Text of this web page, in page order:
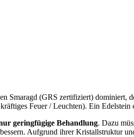
Smaragd (GRS zertifiziert)
Feuer / Leuchten). Ein
geringfügige Behandlung. Dazu
Aufgrund ihrer Kristallstruktur